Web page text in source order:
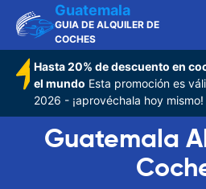
Guatemala
GUIA DE ALQUILER DE
COCHES
Hasta 20% de descuento en
el mundo Esta promoción es
2026 - ¡aprovéchala hoy mismo!
Guatemala